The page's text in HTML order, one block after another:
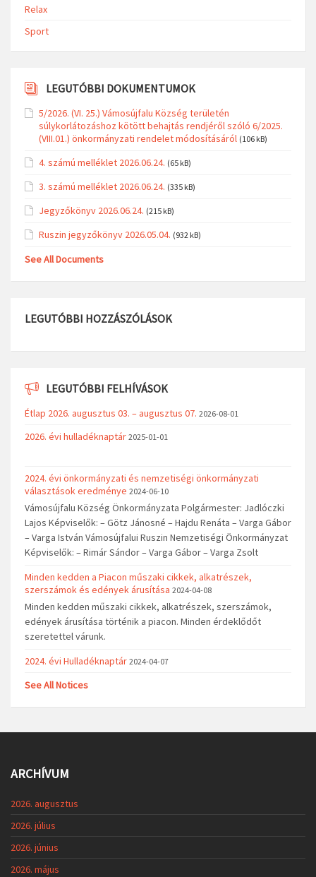
Relax
Sport
LEGUTÓBBI DOKUMENTUMOK
5/2026. (VI. 25.) Vámosújfalu Község területén
súlykorlátozáshoz kötött behajtás rendjéről szóló 6/2025.
(VIII.01.) önkormányzati rendelet módosításáról (106 kB)
4. számú melléklet 2026.06.24. (65 kB)
3. számú melléklet 2026.06.24. (335 kB)
Jegyzőkönyv 2026.06.24. (215 kB)
Ruszin jegyzőkönyv 2026.05.04. (932 kB)
See All Documents
LEGUTÓBBI HOZZÁSZÓLÁSOK
LEGUTÓBBI FELHÍVÁSOK
Étlap 2026. augusztus 03. – augusztus 07. 2026-08-01
2026. évi hulladéknaptár 2025-01-01
2024. évi önkormányzati és nemzetiségi önkormányzati
választások eredménye 2024-06-10
Vámosújfalu Község Önkormányzata Polgármester: Jadlóczki
Lajos Képviselők: – Götz Jánosné – Hajdu Renáta – Varga Gábor
– Varga István Vámosújfalui Ruszin Nemzetiségi Önkormányzat
Képviselők: – Rimár Sándor – Varga Gábor – Varga Zsolt
Minden kedden a Piacon műszaki cikkek, alkatrészek,
szerszámok és edények árusítása 2024-04-08
Minden kedden műszaki cikkek, alkatrészek, szerszámok,
edények árusítása történik a piacon. Minden érdeklődőt
szeretettel várunk.
2024. évi Hulladéknaptár 2024-04-07
See All Notices
ARCHÍVUM
2026. augusztus
2026. július
2026. június
2026. május